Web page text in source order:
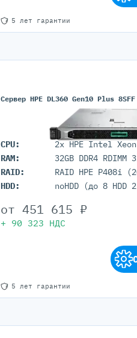
5 лет гарантии
Сервер HPE DL360 Gen10 Plus 8SFF
CPU:
RAM:
RAID:
RAID HPE P408i
HDD:
noHDD (до 8
5 лет гарантии
от 451 615 ₽
+ 90 323 НДС